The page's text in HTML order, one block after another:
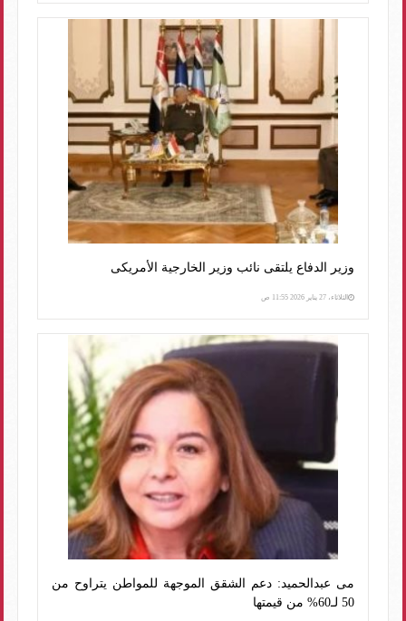
وزير الدفاع يلتقى نائب وزير الخارجية الأمريكى
الثلاثاء، 27 يناير 2026 11:55 ص
مى عبدالحميد: دعم الشقق الموجهة للمواطن يتراوح من
50 لـ60% من قيمتها